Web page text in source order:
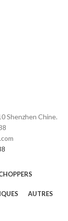
Shenzhen Chine.
AUTRES